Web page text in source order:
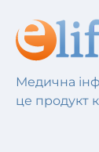
Медична
це продукт